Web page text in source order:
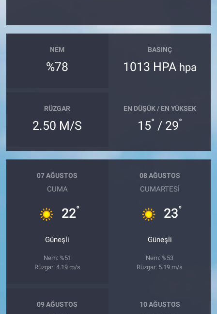
NEM
%78
BASINÇ
1013 HPA hpa
RÜZGAR
2.50 M/S
EN DÜŞÜK / EN YÜKSEK
15° / 29°
07 AĞUSTOS
CUMA
22°
Güneşli
Nem: %51
Rüzgar: 4.19 m/s
08 AĞUSTOS
CUMARTESI
23°
Güneşli
Nem: %53
Rüzgar: 5.19 m/s
09 AĞUSTOS 10 AĞUSTOS